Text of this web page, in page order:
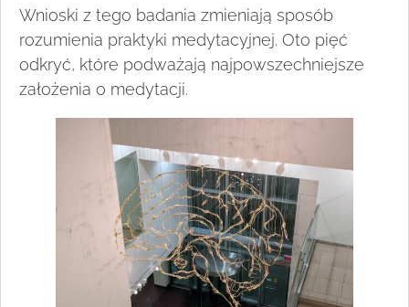
Wnioski z tego badania zmieniają sposób
rozumienia praktyki medytacyjnej. Oto pięć
odkryć, które podważają najpowszechniejsze
założenia o medytacji.